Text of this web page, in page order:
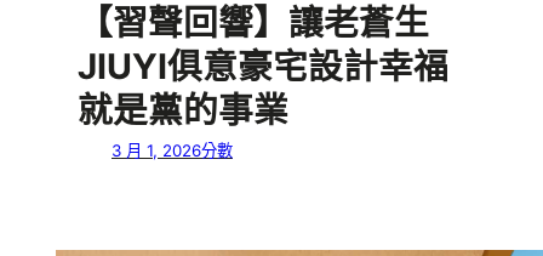
【習聲回響】讓老蒼生
JIUYI俱意豪宅設計幸福
就是黨的事業
3 月 1, 2026分數